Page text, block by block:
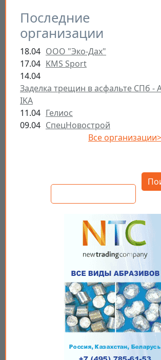
Последние
организации
18.04 ООО "Эко-Дах"
17.04 KMS Sport
14.04
Заделка трещин в асфальте СПб -
IKA
11.04 Гелиос
09.04 СпецНовострой
Все